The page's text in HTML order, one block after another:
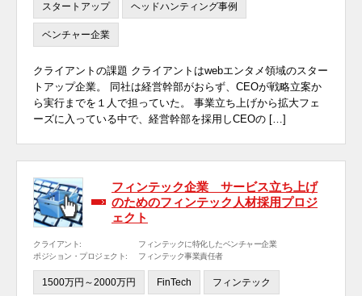
スタートアップ ヘッドハンティング事例
ベンチャー企業
クライアントの課題 クライアントはwebエンタメ領域のスター
トアップ企業。 同社は経営幹部がおらず、CEOが戦略立案か
ら実行までを１人で担っていた。 事業立ち上げから拡大フェ
ーズに入っている中で、経営幹部を採用しCEOの […]
フィンテック企業 サービス立ち上げ
のためのフィンテック人材採用プロジ
ェクト
クライアント:
フィンテックに特化したベンチャー企業
ポジション・プロジェクト:
フィンテック事業責任者
1500万円～2000万円 FinTech フィンテック